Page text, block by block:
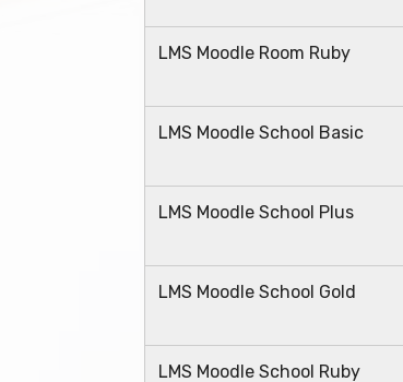
LMS Moodle Room Ruby
LMS Moodle School Basic
LMS Moodle School Plus
LMS Moodle School Gold
LMS Moodle School Ruby